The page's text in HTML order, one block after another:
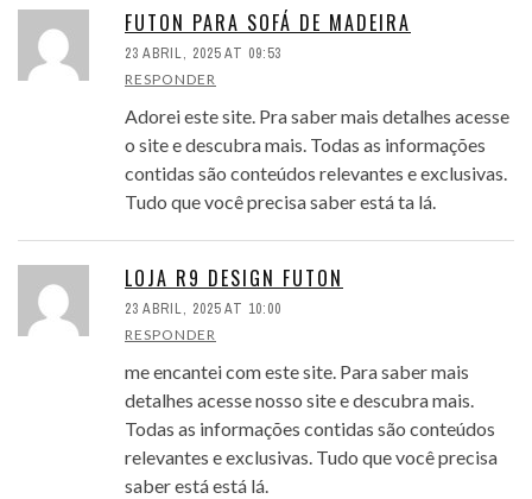
FUTON PARA SOFÁ DE MADEIRA
23 ABRIL, 2025 AT 09:53
RESPONDER
Adorei este site. Pra saber mais detalhes acesse
o site e descubra mais. Todas as informações
contidas são conteúdos relevantes e exclusivas.
Tudo que você precisa saber está ta lá.
LOJA R9 DESIGN FUTON
23 ABRIL, 2025 AT 10:00
RESPONDER
me encantei com este site. Para saber mais
detalhes acesse nosso site e descubra mais.
Todas as informações contidas são conteúdos
relevantes e exclusivas. Tudo que você precisa
saber está está lá.